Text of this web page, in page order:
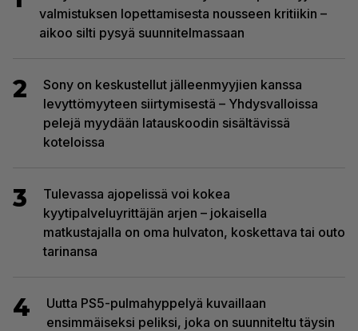
valmistuksen lopettamisesta nousseen kritiikin –
aikoo silti pysyä suunnitelmassaan
2
Sony on keskustellut jälleenmyyjien kanssa
levyttömyyteen siirtymisestä – Yhdysvalloissa
pelejä myydään latauskoodin sisältävissä
koteloissa
3
Tulevassa ajopelissä voi kokea
kyytipalveluyrittäjän arjen – jokaisella
matkustajalla on oma hulvaton, koskettava tai outo
tarinansa
4
Uutta PS5-pulmahyppelyä kuvaillaan
ensimmäiseksi peliksi, joka on suunniteltu täysin